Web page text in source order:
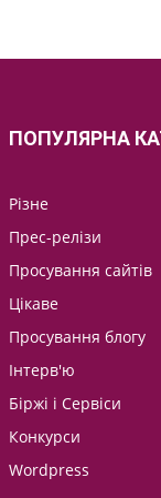
ПОПУЛЯРНА
Різне
Прес-релізи
Просування сайтів
Цікаве
Просування блогу
Інтерв'ю
Біржі і Сервіси
Конкурси
Wordpress